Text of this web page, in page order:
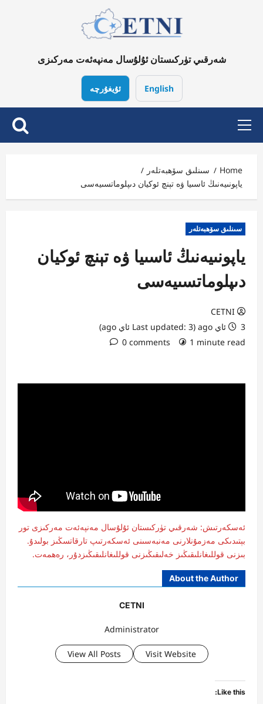
شەرقىي تۈركىستان ئۇلۇسال مەنپەئەت مەركىزى
English ئۇيغۇرچە
Primary
Menu
Home
سىنلىق سۆھبەتلەر
ياپونىيەنىڭ ئاسىيا ۋە تېنچ ئوكيان دىپلوماتسىيەسى
سىنلىق سۆھبەتلەر
ياپونىيەنىڭ ئاسىيا ۋە تېنچ ئوكيان
دىپلوماتسىيەسى
CETNI
3 ئاي ago (Last updated: 3 ئاي ago)
1 minute read
0 comments
ئەسكەرتىش: شەرقىي تۈركىستان ئۇلۇسال مەنپەئەت مەركىزى تور
بېتىدىكى مەزمۇنلارنى مەنبەسىنى ئەسكەرتىپ تارقاتسڭىز بولىدۇ.
بىزنى قوللىغانلىقىڭىز خەلىقىڭىزنى قوللىغانلىقىڭىزدۇر، رەھمەت.
About the Author
CETNI
Administrator
Visit Website
View All Posts
Like this: